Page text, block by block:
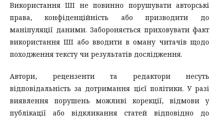
Використання ШІ не повинно порушувати авторські
права, конфіденційність або призводити до
маніпуляції даними. Забороняється приховувати факт
використання ШІ або вводити в оману читачів щодо
походження тексту чи результатів дослідження.
Автори, рецензенти та редактори несуть
відповідальність за дотримання цієї політики. У разі
виявлення порушень можливі корекції, відмови у
публікації або відкликання статей відповідно до